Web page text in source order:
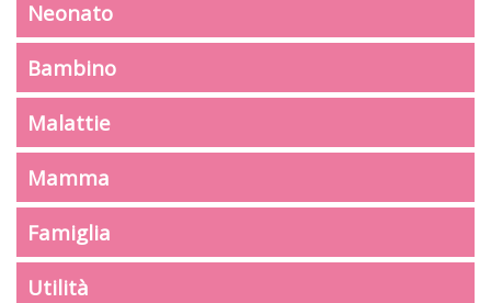
Neonato
Bambino
Malattie
Mamma
Famiglia
Utilità